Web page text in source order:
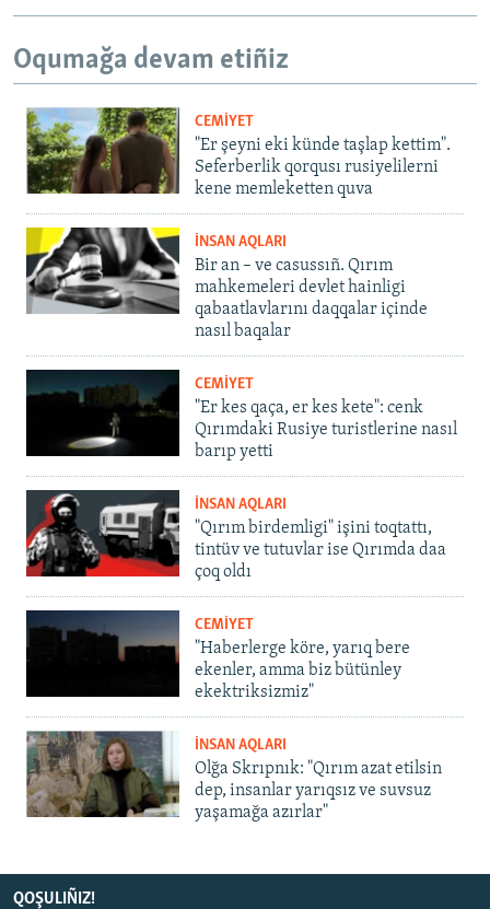
Oqumağa devam etiñiz
CEMİYET
"Er şeyni eki künde taşlap kettim".
Seferberlik qorqusı rusiyelilerni
kene memleketten quva
İNSAN AQLARI
Bir an – ve casussıñ. Qırım
mahkemeleri devlet hainligi
qabaatlavlarını daqqalar içinde
nasıl baqalar
CEMİYET
"Er kes qaça, er kes kete": cenk
Qırımdaki Rusiye turistlerine nasıl
barıp yetti
İNSAN AQLARI
"Qırım birdemligi" işini toqtattı,
tintüv ve tutuvlar ise Qırımda daa
çoq oldı
CEMİYET
"Haberlerge köre, yarıq bere
ekenler, amma biz bütünley
ekektriksizmiz"
İNSAN AQLARI
Olğa Skrıpnık: "Qırım azat etilsin
dep, insanlar yarıqsız ve suvsuz
yaşamağa azırlar"
QOŞULIÑIZ!